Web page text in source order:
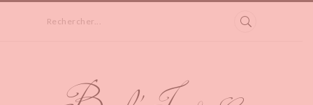
Rechercher...